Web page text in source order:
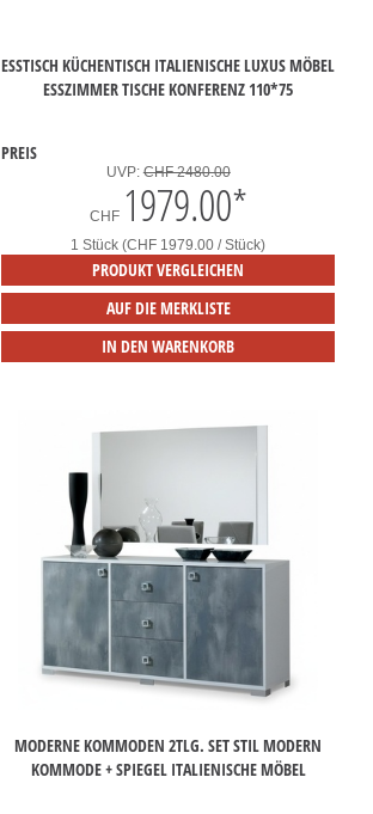
ESSTISCH KÜCHENTISCH ITALIENISCHE LUXUS MÖBEL
ESSZIMMER TISCHE KONFERENZ 110*75
PREIS
UVP:CHF 2480.00
CHF 1979.00*
1 Stück (CHF 1979.00 / Stück)
PRODUKT VERGLEICHEN
AUF DIE MERKLISTE
IN DEN WARENKORB
MODERNE KOMMODEN 2TLG. SET STIL MODERN
KOMMODE + SPIEGEL ITALIENISCHE MÖBEL